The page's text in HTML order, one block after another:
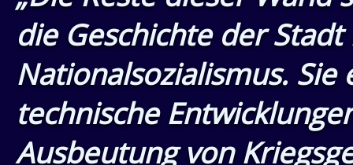
die Geschichte der
Nationalsozialismus.
technische
Ausbeutung von